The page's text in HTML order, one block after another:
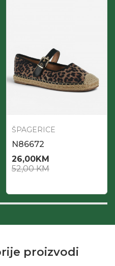
ŠPAGERICE
N86672
26,00KM
52,00KM
proizvodi